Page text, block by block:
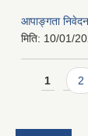
आपाङ्गता
मिति: 10/01/
Pages
1 2